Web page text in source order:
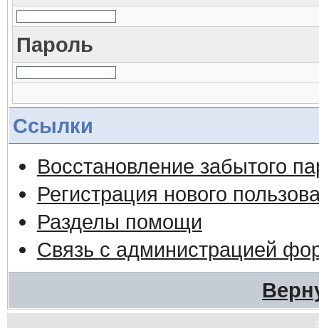
Пароль
Ссылки
Восстановление забытого
Регистрация нового
Разделы помощи
Связь с администрацией